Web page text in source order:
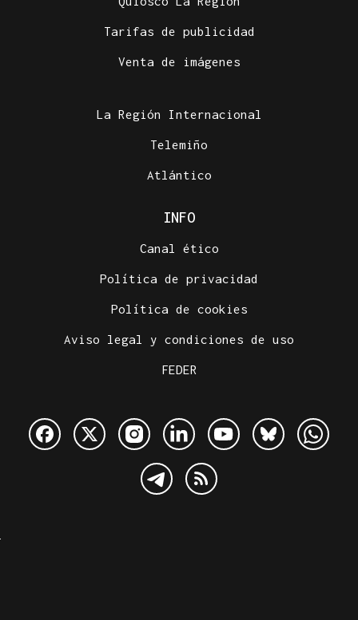
Tarifas de publicidad
Venta de imágenes
La Región Internacional
Telemiño
Atlántico
INFO
Canal ético
Política de privacidad
Política de cookies
Aviso legal y condiciones de uso
FEDER